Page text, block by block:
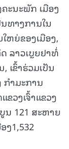
ະນະພັກ ເມືອງ
ນທາງການໃນ
ຫຍ່ຂອງເມືອງ,
ລາວເບຼຍຢາທໍ່
ເຂົ້າຮ່ວມເປັນ
າມະການ
ວງເຈົ້າແຂວງ
ນ 121 ສະຫາຍ
1,532